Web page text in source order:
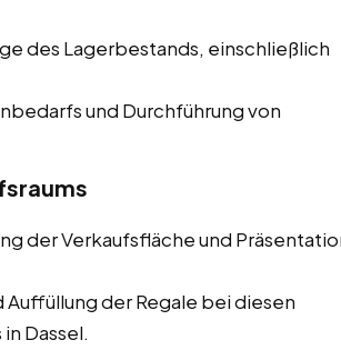
des Lagerbestands, einschließlich
und Durchführung von
der Verkaufsfläche und
der Regale bei diesen
Dassel.